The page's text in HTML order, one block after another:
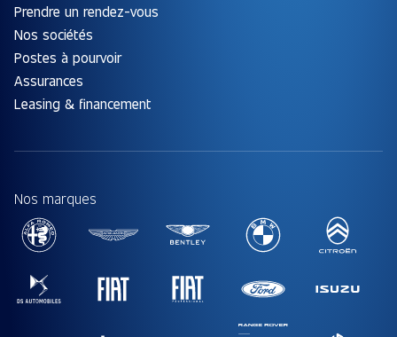
Prendre un rendez-vous
Nos sociétés
Postes à pourvoir
Assurances
Leasing & financement
Nos marques